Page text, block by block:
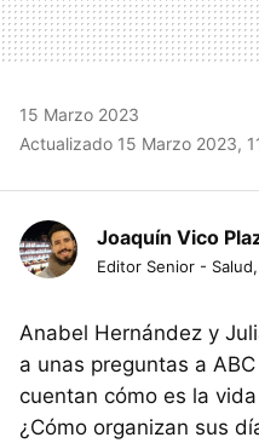
15 Marzo 2023
Actualizado 15 Marzo 2023,
Joaquín Vico
Editor Senior -
Anabel Hernández y
a unas preguntas a
cuentan cómo es la
¿Cómo organizan sus